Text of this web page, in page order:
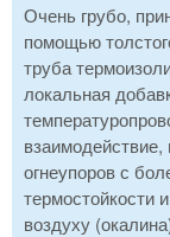
Очень грубо,
помощью
труба
локальная
огнеупоров с
термостойкости
воздуху